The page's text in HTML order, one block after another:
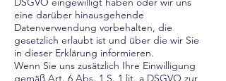
eine darüber hinausgehende
Datenverwendung vorbehalten, die
gesetzlich erlaubt ist und über die wir Sie
in dieser Erklärung informieren.
Wenn Sie uns zusätzlich Ihre Einwilligung
gemäß Art. 6 Abs. 1 S. 1 lit. a DSGVO zur